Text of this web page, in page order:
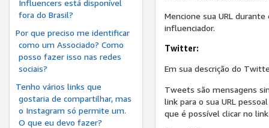
Influencers está disponível
fora do Brasil?
Por que preciso me identificar
como um Associado? Como
posso fazer isso nas redes
sociais?
Tenho vários links que
gostaria de compartilhar, mas
o Instagram só permite um.
O que eu devo fazer?
Mencione sua URL
influenciador.
Twitter:
Em sua descrição do
Tweets são mensagens
link para o sua URL
que é possível clicar no